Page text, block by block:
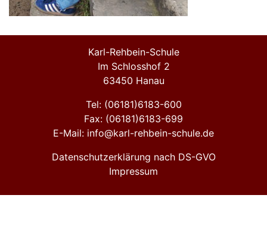
Karl-Rehbein-Schule
Im Schlosshof 2
63450 Hanau
Tel: (06181)6183-600
Fax: (06181)6183-699
E-Mail: info@karl-rehbein-schule.de
Datenschutzerklärung nach DS-GVO
Impressum